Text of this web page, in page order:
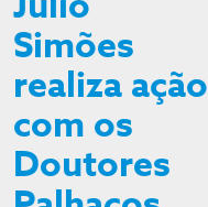
Simões
realiza ação
com os
Doutores